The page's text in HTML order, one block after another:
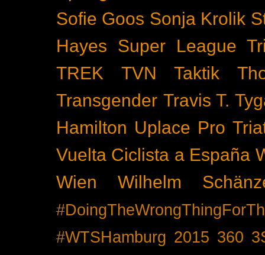
Sofie Goos Sonja Krolik
Hayes
Super League
TREK
TVN Taktik
Transgender Travis T.
Hamilton Uplace Pro
Vuelta Ciclista a España
Wien
Wilhelm
#WTSHamburg 2015 360